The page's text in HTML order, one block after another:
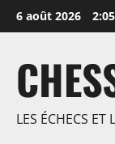
Passer
au
6 août 2026
LES ÉCHECS ET